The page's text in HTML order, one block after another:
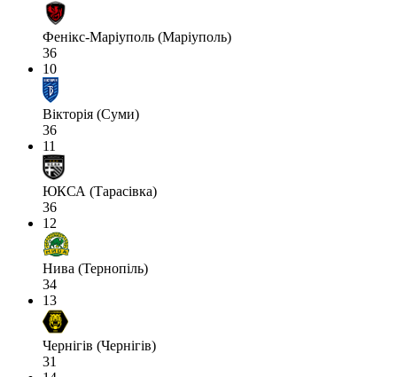
Фенікс-Маріуполь (Маріуполь)
36
10
Вікторія (Суми)
36
11
ЮКСА (Тарасівка)
36
12
Нива (Тернопіль)
34
13
Чернігів (Чернігів)
31